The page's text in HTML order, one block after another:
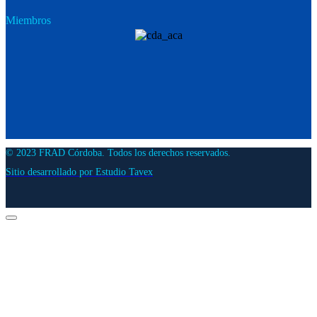
Miembros
© 2023 FRAD Córdoba. Todos los derechos reservados.
Sitio desarrollado por Estudio Tavex